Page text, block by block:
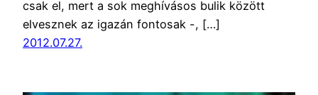
csak el, mert a sok meghívásos bulik között
elvesznek az igazán fontosak -, […]
2012.07.27.